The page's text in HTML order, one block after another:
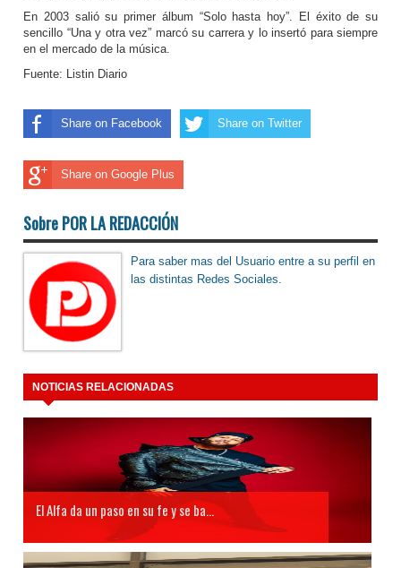
En 2003 salió su primer álbum “Solo hasta hoy”. El éxito de su
sencillo “Una y otra vez” marcó su carrera y lo insertó para siempre
en el mercado de la música.
Fuente: Listin Diario
Share on Facebook Share on Twitter
Share on Google Plus
Sobre POR LA REDACCIÓN
Para saber mas del Usuario entre a su perfil en
las distintas Redes Sociales.
NOTICIAS RELACIONADAS
El Alfa da un paso en su fe y se ba...